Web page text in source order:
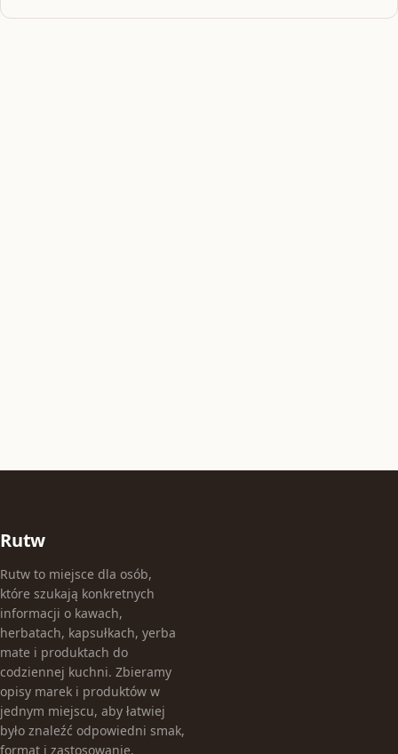
Rutw
Rutw to miejsce dla osób,
które szukają konkretnych
informacji o kawach,
herbatach, kapsułkach, yerba
mate i produktach do
codziennej kuchni. Zbieramy
opisy marek i produktów w
jednym miejscu, aby łatwiej
było znaleźć odpowiedni smak,
format i zastosowanie.